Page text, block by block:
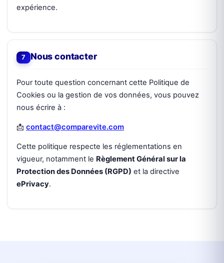
expérience.
Nous contacter
Pour toute question concernant cette Politique de
Cookies ou la gestion de vos données, vous pouvez
nous écrire à :
📩 contact@comparevite.com
Cette politique respecte les réglementations en
vigueur, notamment le Règlement Général sur la
Protection des Données (RGPD) et la directive
ePrivacy.